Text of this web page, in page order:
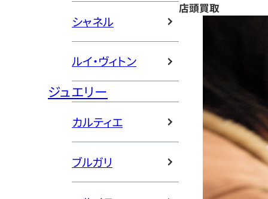
シャネル
ルイ・ヴィトン
ジュエリー
カルティエ
ブルガリ
店頭買取